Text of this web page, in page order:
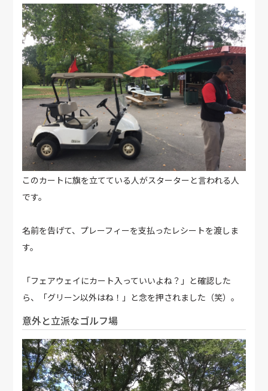
このカートに旗を立てている人がスターターと言われる人
です。
名前を告げて、プレーフィーを支払ったレシートを渡しま
す。
「フェアウェイにカート入っていいよね？」と確認した
ら、「グリーン以外はね！」と念を押されました（笑）。
意外と立派なゴルフ場